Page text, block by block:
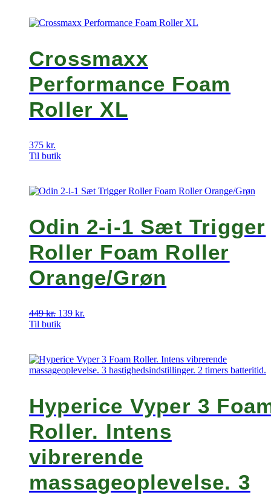
Crossmaxx
Performance Foam
Roller XL
375 kr.
Til butik
Odin 2-i-1 Sæt Trigger
Roller Foam Roller
Orange/Grøn
449kr. Den
oprindelige
449 kr..
139 kr.
139 kr..
Til butik
Hyperice Vyper 3
Roller. Intens
vibrerende
massageoplevelse. 3